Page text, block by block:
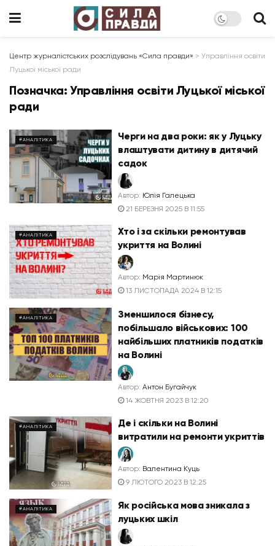
Центр журналістських розслідувань «Сила правди» > Управління освіти
Луцької міської ради
Позначка: Управління освіти Луцької міської
ради
#АНАЛІТИКА
Черги на два роки: як у Луцьку
влаштувати дитину в дитячий
садок
Автор: Юлія Галецька
21 БЕРЕЗНЯ 2025 В 11:55
#АНАЛІТИКА
Хто і за скільки ремонтував
укриття на Волині
Автор: Марія Мартинюк
13 ЛИСТОПАДА 2024 В 12:15
#АНАЛІТИКА
Зменшилося бізнесу,
побільшало військових: 100
найбільших платників податків
на Волині
Автор: Антон Бугайчук
14 ЖОВТНЯ 2023 В 12:20
#АНАЛІТИКА
Де і скільки на Волині
витратили на ремонти укриттів
Автор: Валентина Куць
9 ЛЮТОГО 2023 В 12:25
#АНАЛІТИКА
Як російська мова зникала з
луцьких шкіл